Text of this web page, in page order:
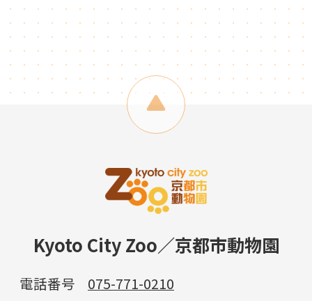
Kyoto City Zoo／京都市動物園
電話番号
075-771-0210